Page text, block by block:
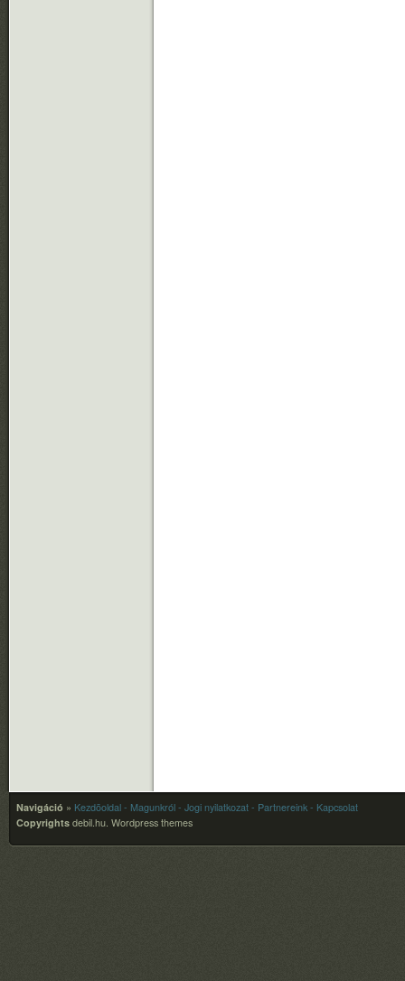
Navigáció » Kezdõoldal - Magunkról - Jogi nyilatkozat - Partnereink - Kapcsolat
Copyrights debil.hu. Wordpress themes